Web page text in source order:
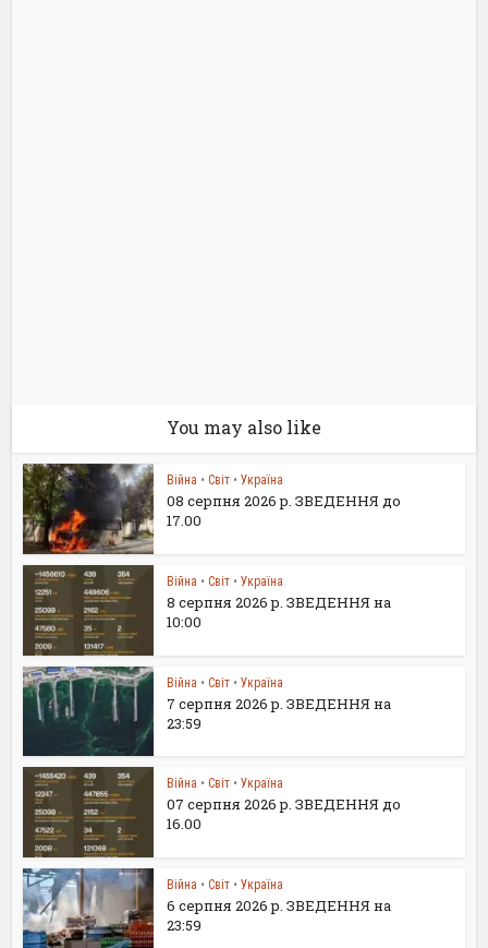
You may also like
Війна • Світ • Україна
08 серпня 2026 р. ЗВЕДЕННЯ до
17.00
Війна • Світ • Україна
8 серпня 2026 р. ЗВЕДЕННЯ на
10:00
Війна • Світ • Україна
7 серпня 2026 р. ЗВЕДЕННЯ на
23:59
Війна • Світ • Україна
07 серпня 2026 р. ЗВЕДЕННЯ до
16.00
Війна • Світ • Україна
6 серпня 2026 р. ЗВЕДЕННЯ на
23:59